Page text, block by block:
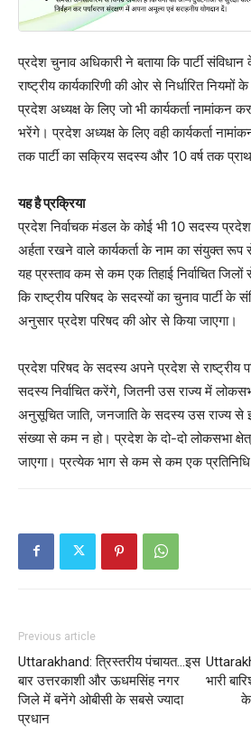
प्रदेश चुनाव अधिकारी ने बताया कि पार्टी
राष्ट्रीय कार्यकारिणी की ओर से निर्धारित
प्रदेश अध्यक्ष के लिए जो भी कार्यकर्ता नामांकन
भरेंगे। प्रदेश अध्यक्ष के लिए वही कार्यकर्ता
तक पार्टी का सक्रिय सदस्य और 10 वर्ष तक
यह है प्रक्रिया
प्रदेश निर्वाचक मंडल के कोई भी 10 सदस्य
अर्हता रखने वाले कार्यकर्ता के नाम का संयुक्त
यह प्रस्ताव कम से कम एक तिहाई निर्वाचित जिलों
कि राष्ट्रीय परिषद के सदस्यों का चुनाव पार्टी के
अनुसार प्रदेश परिषद की ओर से किया जाएगा।
प्रदेश परिषद के सदस्य अपने प्रदेश से राष्ट्रीय
सदस्य निर्वाचित करेंगे, जितनी उस राज्य में
अनुसूचित जाति, जनजाति के सदस्य उस राज्य से
संख्या से कम न हो। प्रदेश के दो-दो लोकसभा
जाएगा। प्रत्येक भाग से कम से कम एक
Previous article
Uttarakhand: त्रिस्तरीय पंचायत…इस
बार उत्तरकाशी और ऊधमसिंह नगर
जिले में बनेंगे ओबीसी के सबसे ज्यादा
प्रधान
भारी
के